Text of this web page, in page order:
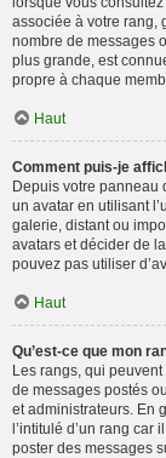
associée à votre rang,
nombre de messages
plus grande, est
propre à chaque
Haut
Comment puis-je
Depuis votre panneau
un avatar en utilisant
galerie, distant ou
avatars et décider de
pouvez pas utiliser
Haut
Qu’est-ce que mon
Les rangs, qui
de messages postés
et administrateurs. En
l’intitulé d’un rang car
poster des messages